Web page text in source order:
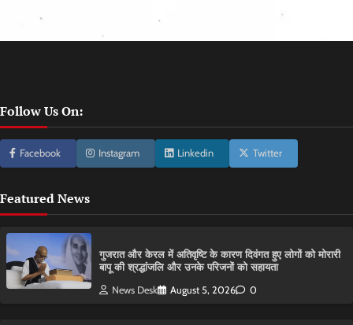
Follow Us On:
Facebook Instagram Linkedin Twitter
Featured News
गुजरात और केरल में अतिवृष्टि के कारण दिवंगत हुए लोगों को मोरारी
बापू की श्रद्धांजलि और उनके परिजनों को सहायता
News Desk August 5, 2026 0